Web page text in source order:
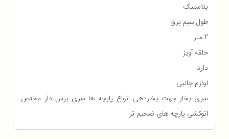
پلاستیک
طول سیم برق
2 متر
حلقه آویز
دارد
لوازم جانبی
سری بخار جهت بخاردهی انواع پارچه ها سری برس دار مختص
اتوکشی پارچه‌ های ضخیم‌ تر